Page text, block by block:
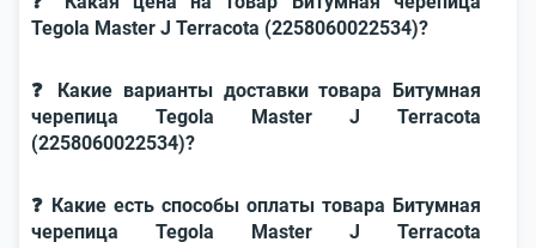
Tegola Master J Terracota (2258060022534)?
❓ Какие варианты доставки товара Битумная
черепица Tegola Master J Terracota
(2258060022534)?
❓ Какие есть способы оплаты товара Битумная
черепица Tegola Master J Terracota